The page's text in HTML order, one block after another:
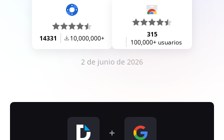
14331 10,000,000+
315
100,000+ usuarios
2 de junio de 2026